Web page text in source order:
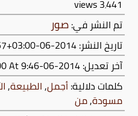
3٬441views
تم النشر في:صور
تاريخ النشر: 2014-06-23T09:46:57+03:00
آخر تعديل:2014-06-23T09:46:57+03:00
At 9:46 ص
كلمات دلالية: أجمل,الطبيعة,
مسودة,من